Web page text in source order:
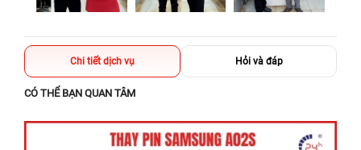
Chi tiết dịch vụ Hỏi và đáp
CÓ THỂ BẠN QUAN TÂM